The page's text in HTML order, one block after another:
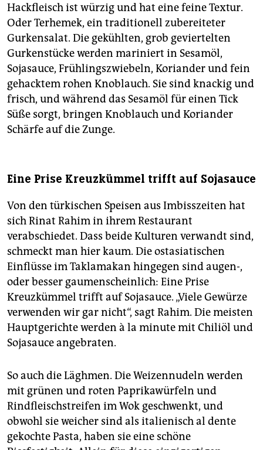
Hackfleisch ist würzig und hat eine feine Textur.
Oder Terhemek, ein traditionell zubereiteter
Gurkensalat. Die gekühlten, grob geviertelten
Gurkenstücke werden mariniert in Sesamöl,
Sojasauce, Frühlingszwiebeln, Koriander und fein
gehacktem rohen Knoblauch. Sie sind knackig und
frisch, und während das Sesamöl für einen Tick
Süße sorgt, bringen Knoblauch und Koriander
Schärfe auf die Zunge.
Eine Prise Kreuzkümmel trifft auf Sojasauce
Von den türkischen Speisen aus Imbisszeiten hat
sich Rinat Rahim in ihrem Restaurant
verabschiedet. Dass beide Kulturen verwandt sind,
schmeckt man hier kaum. Die ostasiatischen
Einflüsse im Taklamakan hingegen sind augen-,
oder besser gaumenscheinlich: Eine Prise
Kreuzkümmel trifft auf Sojasauce. „Viele Gewürze
verwenden wir gar nicht“, sagt Rahim. Die meisten
Hauptgerichte werden à la minute mit Chiliöl und
Sojasauce angebraten.
So auch die Läghmen. Die Weizennudeln werden
mit grünen und roten Paprikawürfeln und
Rindfleischstreifen im Wok geschwenkt, und
obwohl sie weicher sind als italienisch al dente
gekochte Pasta, haben sie eine schöne